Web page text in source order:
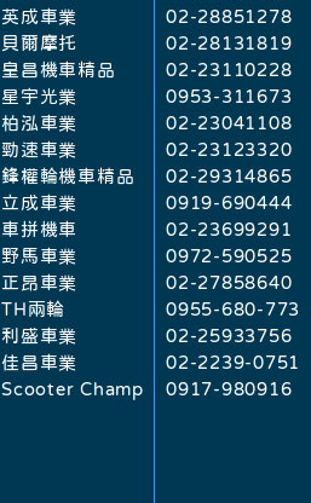
英成車業
貝爾摩托
皇昌機車精品
星宇光業
柏泓車業
勁速車業
鋒權輪機車精品
​立成車業
車拼機車
野馬車業
正昂車業
TH兩輪
利盛車業
佳昌車業
Scooter Champ
02-28851278
02-28131819
02-23110228
0953-311673
02-23041108
02-23123320
02-29314865
0919-690444
02-23699291
0972-590525
02-27858640
0955-680-773
02-25933756
02-2239-0751
0917-980916